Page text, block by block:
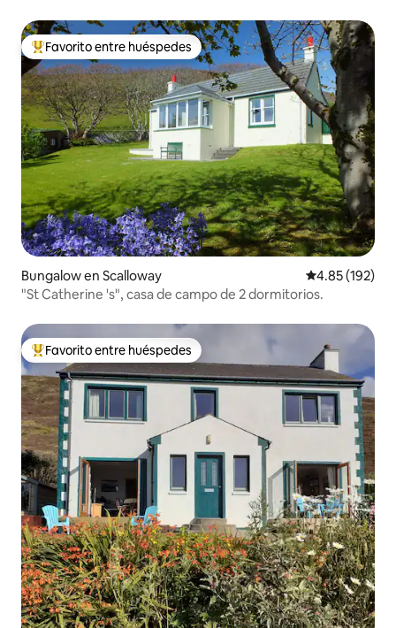
De los mejores en Favorito entre huéspedes
Favorito entre huéspedes
Bungalow en Scalloway Calificación
4.85 (192)
"St Catherine 's", casa de campo de 2 dormitorios.
De los mejores en Favorito entre huéspedes
Favorito entre huéspedes